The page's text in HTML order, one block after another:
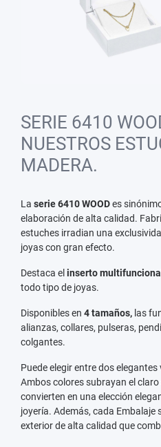
SERIE 6410
NUESTROS
MADERA.
La serie 6410 WOODes
elaboración de alta calidad.
estuches irradian una
joyas con gran efecto.
Destaca el inserto
todo tipo de joyas.
Disponibles en 4 tamaños, las
alianzas, collares, pulseras,
colgantes.
Puede elegir entre dos elegantes
Ambos colores subrayan el
convierten en una elección
joyería. Además, cada Embalaje
exterior de alta calidad que